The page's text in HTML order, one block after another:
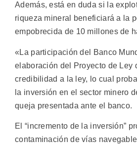
Además, está en duda si la
riqueza mineral beneficiará a la
empobrecida de 10 millones de
«La participación del Banco
elaboración del Proyecto de Ley
credibilidad a la ley, lo cual
la inversión en el sector minero
queja presentada ante el banco.
El “incremento de la inversión”
contaminación de vías